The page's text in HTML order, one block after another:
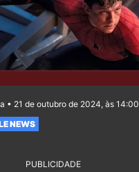
• 21 de outubro de 2024, às 14:00
NEWS
PUBLICIDADE